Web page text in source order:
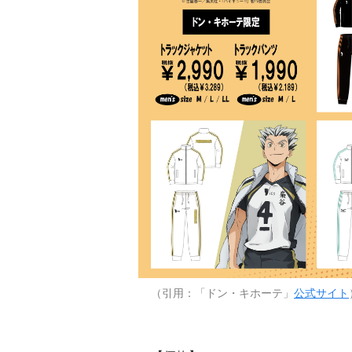
（引用：「ドン・キホーテ」 公式サイト